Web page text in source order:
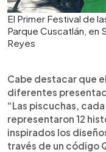
El Primer Festival de
Parque Cuscatlán, en
Reyes
Cabe destacar que
diferentes
“Las piscuchas,
representaron 12
inspirados los
través de un código